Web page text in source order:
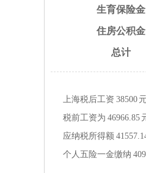
生育保险金
住房公积金
总计
上海税后工资 38500
税前工资为 46966.85
应纳税所得额
个人五险一金缴纳